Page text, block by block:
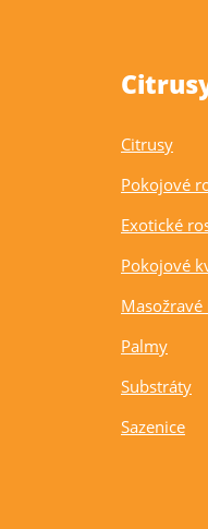
Citrusy
Pokojové
Exotické
Pokojové
Palmy
Substráty
Sazenice